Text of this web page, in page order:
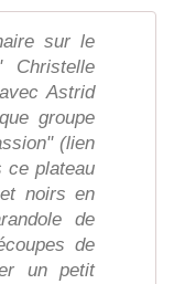
sur le
Christelle
Astrid
groupe
(lien
ce plateau
noirs en
de
de
un petit